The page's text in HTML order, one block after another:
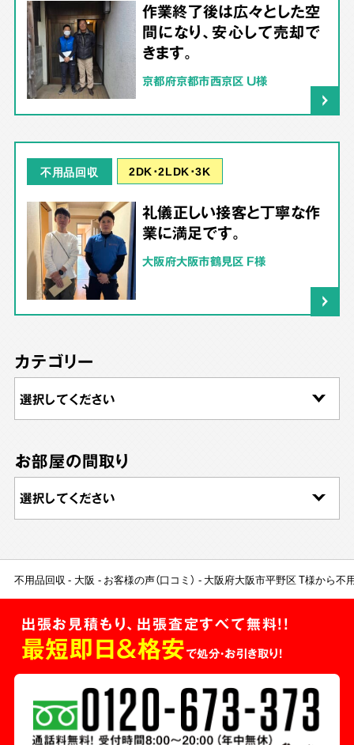
作業終了後は広々とした空
間になり、安心して売却で
きます。
京都府京都市西京区 U様
不用品回収 2DK･2LDK･3K
礼儀正しい接客と丁寧な作
業に満足です。
大阪府大阪市鶴見区 F様
カテゴリー
お部屋の間取り
不用品回収 大阪 お客様の声（口コミ） 大阪府大阪市平野区 T様から不
出張お見積もり、出張査定すべて無料!!
最短即日＆格安で処分・お引き取り！